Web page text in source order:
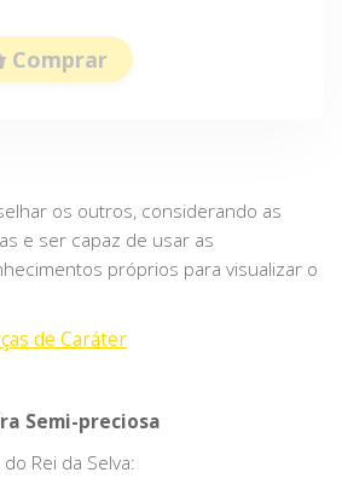
Comprar
os outros, considerando as
e ser capaz de usar as
próprios para visualizar o
de Caráter
Semi-preciosa
Rei da Selva: